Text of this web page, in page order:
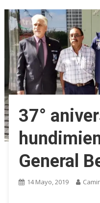
37°
General
14 Mayo, 2019